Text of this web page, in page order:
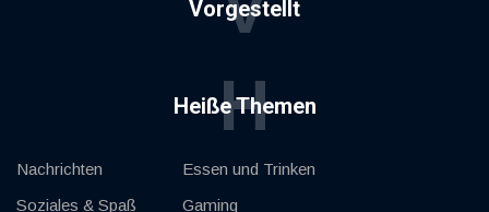
Vorgestellt
Heiße Themen
H
Nachrichten
Soziales & Spaß
Essen und Trinken
Gaming